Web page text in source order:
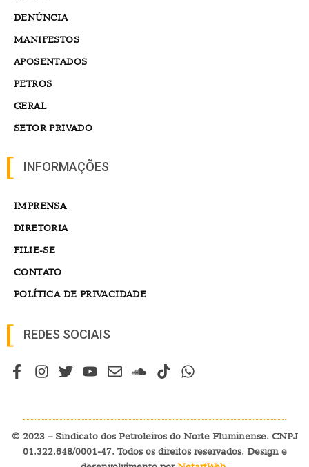
DENÚNCIA
MANIFESTOS
APOSENTADOS
PETROS
GERAL
SETOR PRIVADO
INFORMAÇÕES
IMPRENSA
DIRETORIA
FILIE-SE
CONTATO
POLÍTICA DE PRIVACIDADE
REDES SOCIAIS
© 2023 – Sindicato dos Petroleiros do Norte Fluminense. CNPJ
01.322.648/0001-47. Todos os direitos reservados. Design e